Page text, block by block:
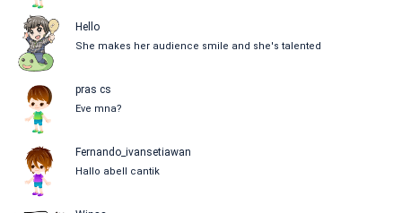
Hello
She makes her audience smile and she's talented
pras cs
Eve mna?
Fernando_ivansetiawan
Hallo abell cantik